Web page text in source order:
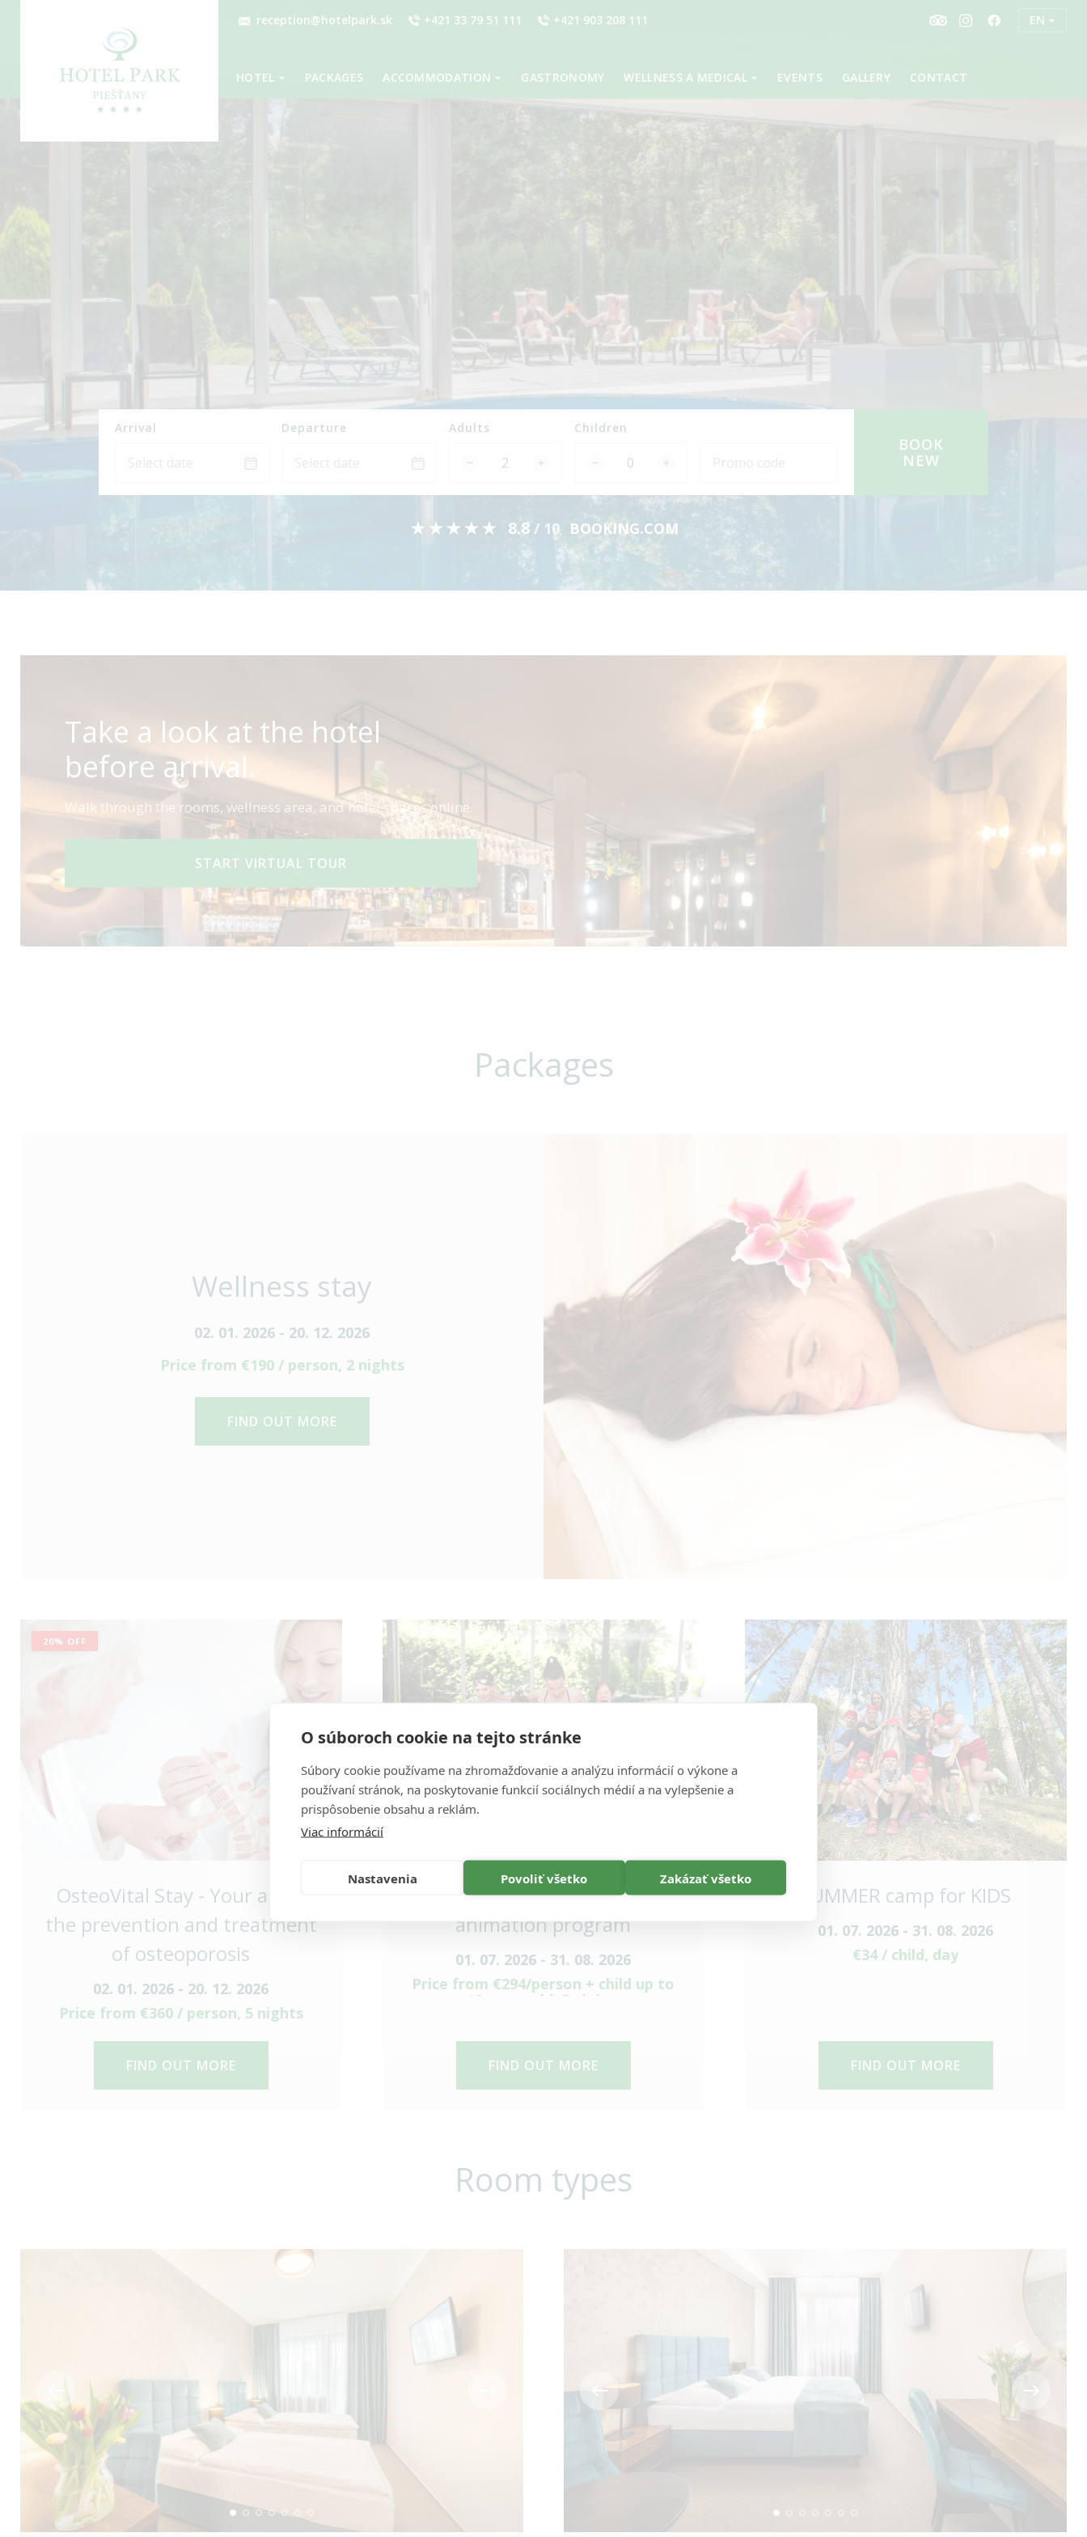
reception@hotelpark.sk +421 33 79 51 111 +421 903 208 111 EN
HOTEL PACKAGES ACCOMMODATION GASTRONOMY WELLNESS A MEDICAL EVENTS GALLERY CONTACT
Arrival Departure Adults Children
BOOK
NEW
★ ★ ★ ★ ★ 8.8/ 10 BOOKING.COM
Take a look at the hotel
before arrival.
Walk through the rooms, wellness area, and hotel spaces online.
START VIRTUAL TOUR
Packages
Wellness stay
02. 01. 2026 - 20. 12. 2026
Price from €190 / person, 2 nights
FIND OUT MORE
20% OFF
OsteoVital Stay - Your aid in
the prevention and treatment
of osteoporosis
02. 01. 2026 - 20. 12. 2026
Price from €360 / person, 5 nights
FIND OUT MORE
Summer all-inclusive with an
animation program
01. 07. 2026 - 31. 08. 2026
Price from €294/person + child up to
12 years old, 3 nights
FIND OUT MORE
SUMMER camp for KIDS
01. 07. 2026 - 31. 08. 2026
€34 / child, day
FIND OUT MORE
Room types
O súboroch cookie na tejto stránke
Súbory cookie používame na zhromažďovanie a analýzu informácií o výkone a
používaní stránok, na poskytovanie funkcií sociálnych médií a na vylepšenie a
prispôsobenie obsahu a reklám.
Viac informácií
Nastavenia Povoliť všetko Zakázať všetko